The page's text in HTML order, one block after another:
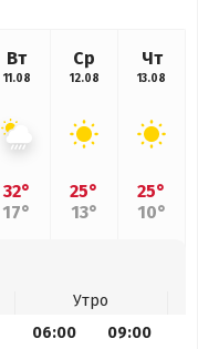
Вт
11.08
32°
17°
Ср
12.08
25°
13°
Чт
13.08
25°
10°
Утро
06:00 09:00